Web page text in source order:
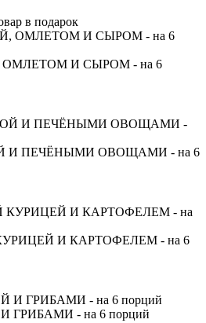
в подарок
ОМЛЕТОМ И СЫРОМ - на 6
И ПЕЧЁНЫМИ ОВОЩАМИ - на 6
И КАРТОФЕЛЕМ - на 6
ГРИБАМИ - на 6 порций